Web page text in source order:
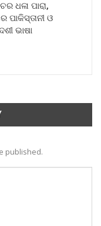
ଧଳା ପାରା,
ପାକିସ୍ତାନୀ ଓ
ଭାଷା
published.